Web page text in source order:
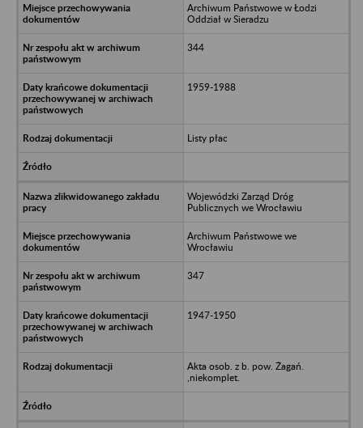
Archiwum Państwowe w Łodzi
Oddział w Sieradzu
344
1959-1988
Listy płac
Wojewódzki Zarząd Dróg
Publicznych we Wrocławiu
Archiwum Państwowe we
Wrocławiu
347
1947-1950
Akta osob. z b. pow. Żagań.
,niekomplet.